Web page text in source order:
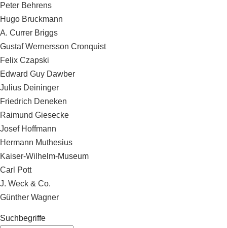
Peter Behrens
Hugo Bruckmann
A. Currer Briggs
Gustaf Wernersson Cronquist
Felix Czapski
Edward Guy Dawber
Julius Deininger
Friedrich Deneken
Raimund Giesecke
Josef Hoffmann
Hermann Muthesius
Kaiser-Wilhelm-Museum
Carl Pott
J. Weck & Co.
Günther Wagner
Suchbegriffe